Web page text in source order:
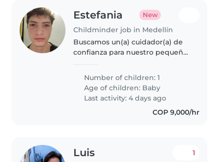
Estefania New
Childminder job in Medellín
Buscamos un(a) cuidador(a) de
confianza para nuestro pequeño
alguien habilidoso con ayuda
con la tarea y que sea cariñoso.
¡Contáctanos para conoceros
Number of children: 1
Age of children: Baby
Last activity: 4 days ago
COP 9,000/hr
Luis 1